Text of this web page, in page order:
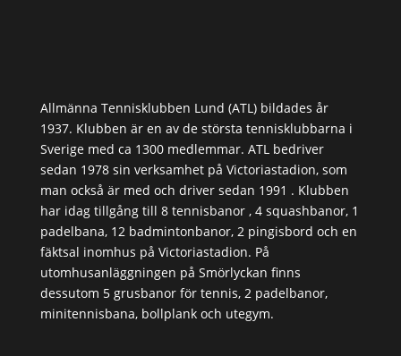
Allmänna Tennisklubben Lund (ATL) bildades år
1937. Klubben är en av de största tennisklubbarna i
Sverige med ca 1300 medlemmar. ATL bedriver
sedan 1978 sin verksamhet på Victoriastadion, som
man också är med och driver sedan 1991 . Klubben
har idag tillgång till 8 tennisbanor , 4 squashbanor, 1
padelbana, 12 badmintonbanor, 2 pingisbord och en
fäktsal inomhus på Victoriastadion. På
utomhusanläggningen på Smörlyckan finns
dessutom 5 grusbanor för tennis, 2 padelbanor,
minitennisbana, bollplank och utegym.